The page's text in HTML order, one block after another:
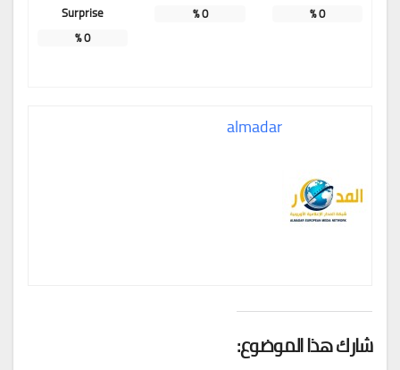
0
%
0
%
Surprise
0
%
almadar
شارك هذا الموضوع: